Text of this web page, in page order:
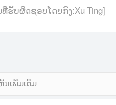
ຮັບຜິດຊອບໂດຍກົງ:Xu Ting]
ນເພີ່ມເຕີມ